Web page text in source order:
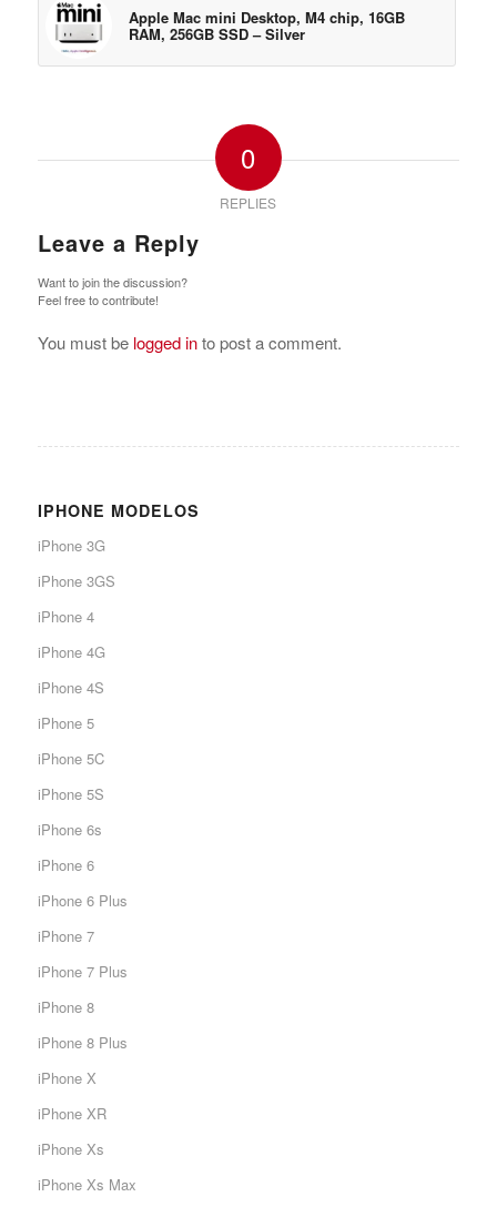
Apple Mac mini Desktop, M4 chip, 16GB
RAM, 256GB SSD – Silver
0
REPLIES
Leave a Reply
Want to join the discussion?
Feel free to contribute!
You must be logged into post a comment.
IPHONE MODELOS
iPhone 3G
iPhone 3GS
iPhone 4
iPhone 4G
iPhone 4S
iPhone 5
iPhone 5C
iPhone 5S
iPhone 6s
iPhone 6
iPhone 6 Plus
iPhone 7
iPhone 7 Plus
iPhone 8
iPhone 8 Plus
iPhone X
iPhone XR
iPhone Xs
iPhone Xs Max